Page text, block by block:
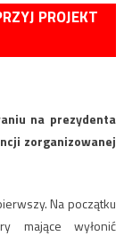
PROJEKT
na prezydenta
zorganizowanej
Na początku
mające wyłonić